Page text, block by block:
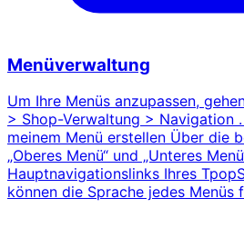
Menüverwaltung
Um Ihre Menüs anzupassen,
> Shop-Verwaltung > Navigation
meinem Menü erstellen Über die
„Oberes Menü“ und „Unteres
Hauptnavigationslinks Ihres
können die Sprache jedes Menüs